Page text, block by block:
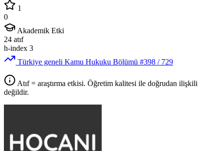
1
0
Akademik Etki
24 atıf
h-index 3
Türkiye geneli Kamu Hukuku Bölümü #398 / 729
Atıf = araştırma etkisi. Öğretim kalitesi ile doğrudan ilişkili
değildir.